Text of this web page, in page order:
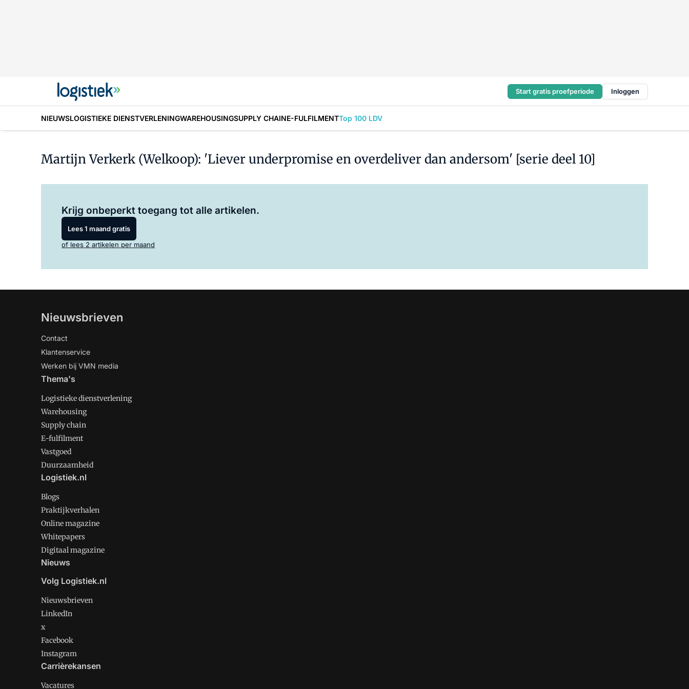
Start gratis proefperiode Inloggen
NIEUWSLOGISTIEKE DIENSTVERLENINGWAREHOUSINGSUPPLY CHAINE-FULFILMENTTop 100 LDV
Martijn Verkerk (Welkoop): 'Liever underpromise en overdeliver dan andersom' [serie deel 10]
Krijg onbeperkt toegang tot alle artikelen.
Lees 1 maand gratis
of lees 2 artikelen per maand
Nieuwsbrieven
Contact
Klantenservice
Werken bij VMN media
Thema's
Logistieke dienstverlening
Warehousing
Supply chain
E-fulfilment
Vastgoed
Duurzaamheid
Logistiek.nl
Blogs
Praktijkverhalen
Online magazine
Whitepapers
Digitaal magazine
Nieuws
Volg Logistiek.nl
Nieuwsbrieven
LinkedIn
x
Facebook
Instagram
Carrièrekansen
Vacatures